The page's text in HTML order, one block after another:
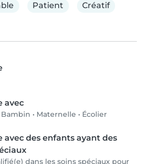
Patient Créatif
avec
Bambin • Maternelle • Écolier
avec des enfants ayant des
dans les soins spéciaux pour